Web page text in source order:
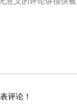
评论！